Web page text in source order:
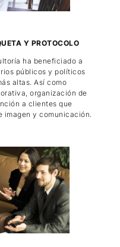
Y PROTOCOLO
ha beneficiado a
públicos y políticos
altas. Así como
organización de
a clientes que
imagen y comunicación.